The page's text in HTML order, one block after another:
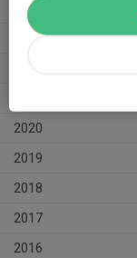
2024
2023
2020
2019
2018
2017
2016